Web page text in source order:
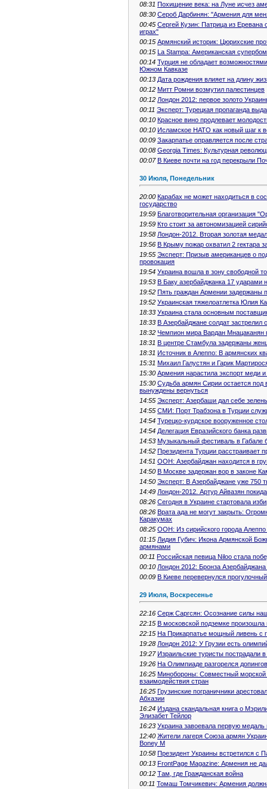
08:31 Похищение века: на Луне исчез
08:30 Сероб Дарбинян: "Армения для
00:45 Сергей Кузин: Патрица из
играх"
00:15 Армянский историк: Цюрихские
00:15 La Stampa: Американская
00:14 Турция не обладает
Южном Кавказе
00:13 Дата рождения влияет на длину
00:12 Митт Ромни возмутил палестинцев
00:12 Лондон 2012: первое золото
00:11 Эксперт: Турецкая пропаганда
00:10 Красное вино продлевает
00:10 Исламское НАТО как новый шаг к
00:09 Закарпатье оправляется после
00:08 Georgia Times: Культурная
00:07 В Киеве почти на год перекрыли
30 Июля, Понедельник
20:00 Карабах не может находиться в
государство
19:59 Благотворительная организация
19:59 Кто стоит за автономизацией
19:58 Лондон-2012. Вторая золотая
19:56 В Крыму пожар охватил 2 гектара
19:55 Эксперт: Призыв американцев о
провокация
19:54 Украина вошла в зону свободной
19:53 В Баку азербайджанка 17 ударами
19:52 Пять граждан Армении задержаны
19:52 Украинская тяжелоатлетка Юлия
18:33 Украина стала основным
18:33 В Азербайджане солдат застрелил
18:32 Чемпион мира Вардан Мнацаканян
18:31 В центре Стамбула задержаны
18:31 Источник в Алеппо: В армянских
15:31 Михаил Галустян и Гарик
15:30 Армения нарастила экспорт меди и
15:30 Судьба армян Сирии остается под
вынуждены вернуться
14:55 Эксперт: Азербаши дал себе
14:55 СМИ: Порт Трабзона в Турции
14:54 Турецко-курдское вооруженное
14:54 Делегация Евразийского банка
14:53 Музыкальный фестиваль в Габале
14:52 Президента Турции расстраивает
14:51 ООН: Азербайджан находится в
14:50 В Москве задержан вор в законе
14:50 Эксперт: В Азербайджане уже 750
14:49 Лондон-2012. Артур Айвазян
08:26 Сегодня в Украине стартовала
08:26 Врата ада не могут закрыть:
Каракумах
08:25 ООН: Из сирийского города
01:15 Лидия Губич: Икона Армянской
армянами
00:11 Российская певица Niloo стала
00:10 Лондон 2012: Бронза
00:09 В Киеве перевернулся
29 Июля, Воскресенье
22:16 Серж Саргсян: Осознание силы
22:15 В московской подземке произошла
22:15 На Прикарпатье мощный ливень с
19:28 Лондон 2012: У Грузии есть
19:27 Израильские туристы пострадали в
19:26 На Олимпиаде разгорелся
16:25 Минобороны: Совместный
взаимодействия стран
16:25 Грузинские пограничники
Абхазии
16:24 Издана скандальная книга о
Элизабет Тейлор
16:23 Украина завоевала первую
12:40 Жители лагеря Союза армян
Boney M
10:58 Президент Украины встретился с
00:13 FrontPage Magazine: Армения не
00:12 Там, где Гражданская война
00:11 Томаш Томчикевич: Армения